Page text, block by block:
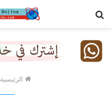
الرئيسية